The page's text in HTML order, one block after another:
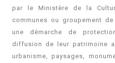
par le Ministère de la
communes ou groupement
une démarche de
diffusion de leur patrimoine
urbanisme, paysages,